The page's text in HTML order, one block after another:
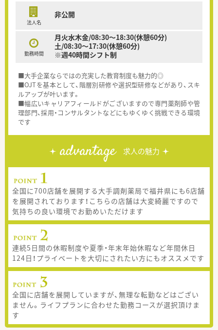
法人名
非公開
勤務時間
月火水木金/08:30～18:30(休憩60分)
土/08:30～17:30(休憩60分)
※週40時間シフト制
■大手企業ならではの充実した教育制度も魅力的◎
■OJTを基本として、階層別研修や選択型研修などがあり、スキ
ルアップが叶います。
■幅広いキャリアフィールドがございますので専門薬剤師や管
理部門、採用・コンサルタントなどにもゆくゆく挑戦できる環境
です
advantage 求人の魅力
全国に700店舗を展開する大手調剤薬局で福井県にも6店舗
を展開されております！こちらの店舗は大変綺麗ですので
気持ちの良い環境でお勤めいただけます
連続5日間の休暇制度や夏季・年末年始休暇など年間休日
124日！プライベートを大切にされたい方にもオススメです
全国に店舗を展開していますが、無理な転勤などはござい
ません。ライフプランに合わせた勤務コースが選択頂けま
す